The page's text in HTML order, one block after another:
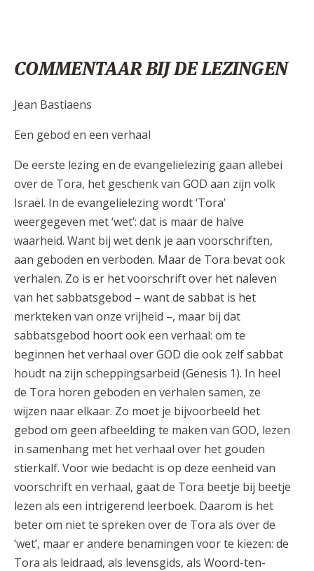
COMMENTAAR BIJ DE LEZINGEN
Jean Bastiaens
Een gebod en een verhaal
De eerste lezing en de evangelielezing gaan allebei
over de Tora, het geschenk van GOD aan zijn volk
Israël. In de evangelielezing wordt ‘Tora’
weergegeven met ‘wet’: dat is maar de halve
waarheid. Want bij wet denk je aan voorschriften,
aan geboden en verboden. Maar de Tora bevat ook
verhalen. Zo is er het voorschrift over het naleven
van het sabbatsgebod – want de sabbat is het
merkteken van onze vrijheid –, maar bij dat
sabbatsgebod hoort ook een verhaal: om te
beginnen het verhaal over GOD die ook zelf sabbat
houdt na zijn scheppingsarbeid (Genesis 1). In heel
de Tora horen geboden en verhalen samen, ze
wijzen naar elkaar. Zo moet je bijvoorbeeld het
gebod om geen afbeelding te maken van GOD, lezen
in samenhang met het verhaal over het gouden
stierkalf. Voor wie bedacht is op deze eenheid van
voorschrift en verhaal, gaat de Tora beetje bij beetje
lezen als een intrigerend leerboek. Daarom is het
beter om niet te spreken over de Tora als over de
‘wet’, maar er andere benamingen voor te kiezen: de
Tora als leidraad, als levensgids, als Woord-ten-